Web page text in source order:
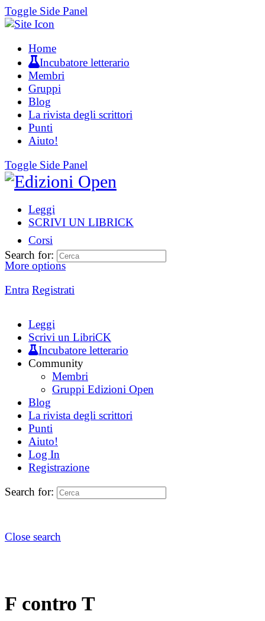
Toggle Side Panel
Home
Incubatore letterario
Membri
Gruppi
Blog
La rivista degli scrittori
Punti
Aiuto!
Toggle Side Panel
Leggi
SCRIVI UN LIBRICK
Corsi
More options
Entra Registrati
Search for:
Leggi
Scrivi un LibriCK
Incubatore letterario
Community
Membri
Gruppi Edizioni Open
Blog
La rivista degli scrittori
Punti
Aiuto!
Log In
Registrazione
Search for:
Close search
F contro T